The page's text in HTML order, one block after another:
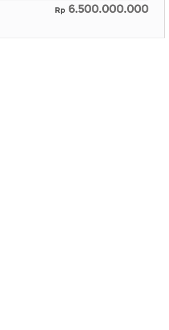
Rp 6.500.000.000